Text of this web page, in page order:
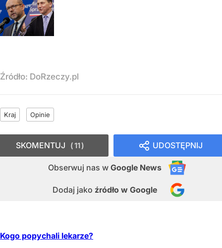
Źródło: DoRzeczy.pl
Kraj Opinie
UDOSTĘPNIJ
Obserwuj nas w Google News
Dodaj jako źródło w Google
SKOMENTUJ 11
Kogo popychali lekarze?